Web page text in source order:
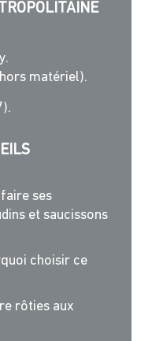
matériel).
ses
et saucissons
choisir ce
rôties aux